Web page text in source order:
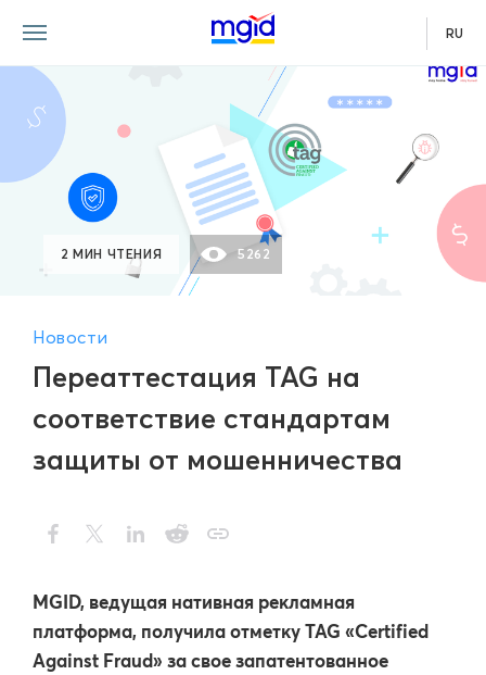
RU
Переаттестация TAG на
соответствие стандартам
защиты от мошенничества
Новости
2 МИН ЧТЕНИЯ 5262
MGID, ведущая нативная рекламная
платформа, получила отметку TAG «Certified
Against Fraud» за свое запатентованное